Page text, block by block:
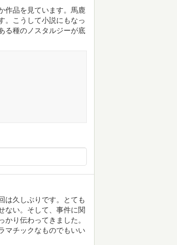
作品を見ています。馬鹿
。こうして小説にもなっ
る種のノスタルジーが底
は久しぶりです。とても
ない。そして、事件に関
り伝わってきました。
マチックなものでもいい